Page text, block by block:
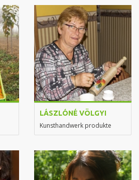
LÁSZLÓNÉ VÖLGYI
Kunsthandwerk produkte